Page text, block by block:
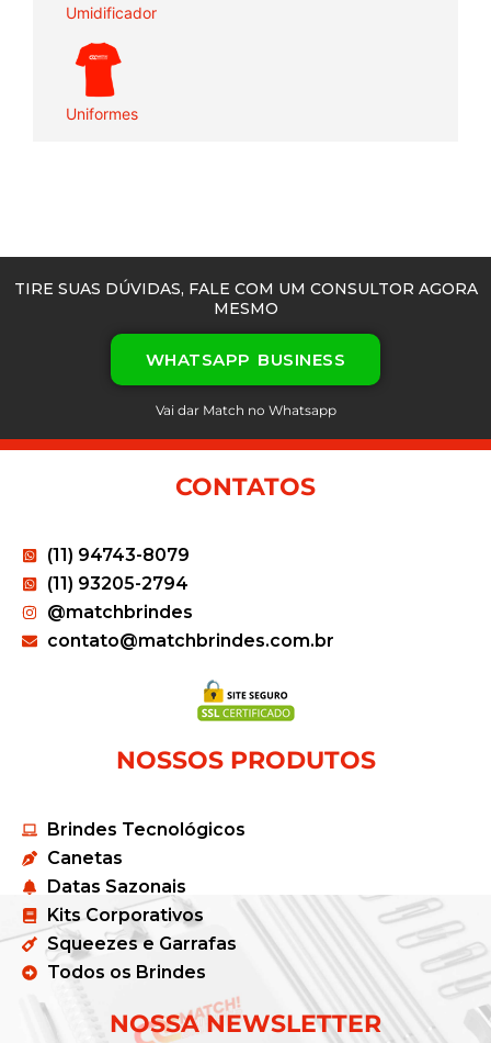
Umidificador
Uniformes
TIRE SUAS DÚVIDAS, FALE COM UM CONSULTOR AGORA
MESMO
WHATSAPP BUSINESS
Vai dar Match no Whatsapp
CONTATOS
(11) 94743-8079
(11) 93205-2794
@matchbrindes
contato@matchbrindes.com.br
NOSSOS PRODUTOS
Brindes Tecnológicos
Canetas
Datas Sazonais
Kits Corporativos
Squeezes e Garrafas
Todos os Brindes
NOSSA NEWSLETTER